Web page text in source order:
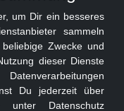
um Dir ein besseres
sammeln
Zwecke und
dieser Dienste
Du jederzeit über
unter Datenschutz